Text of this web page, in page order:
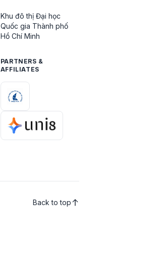
Khu đô thị Đại học
Quốc gia Thành phố
Hồ Chí Minh
PARTNERS &
AFFILIATES
Back to top